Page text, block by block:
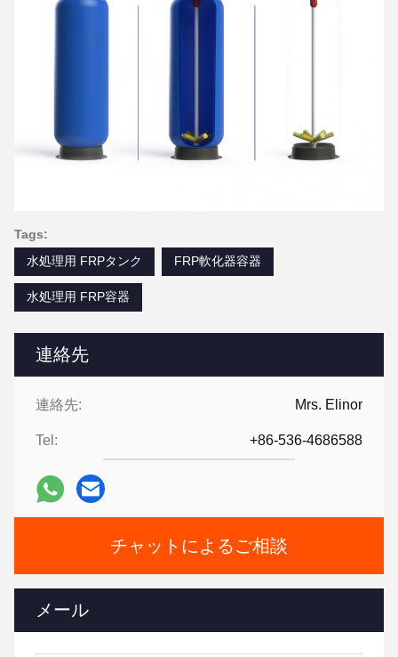
連絡先
連絡先: Mrs. Elinor
Tel: +86-536-4686588
チャットによるご相談
メール
Tags:
水処理用 FRPタンク
FRP軟化器容器
水処理用 FRP容器